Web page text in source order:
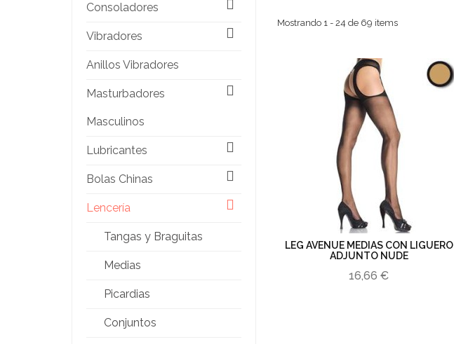
Consoladores
Vibradores
Anillos Vibradores
Masturbadores
Masculinos
Lubricantes
Bolas Chinas
Lencería
Tangas y Braguitas
Medias
Picardias
Conjuntos
Mostrando 1 - 24 de 69 items
LEG AVENUE MEDIAS CON LIGUERO
ADJUNTO NUDE
16,66 €